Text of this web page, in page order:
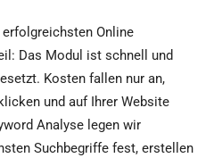
Online
Das Modul ist schnell und
Kosten fallen nur an,
und auf Ihrer Website
Analyse legen wir
Suchbegriffe fest, erstellen